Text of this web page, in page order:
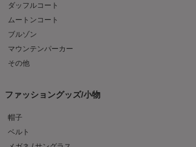
ダッフルコート
ムートンコート
ブルゾン
マウンテンパーカー
その他
ファッショングッズ/小物
帽子
ベルト